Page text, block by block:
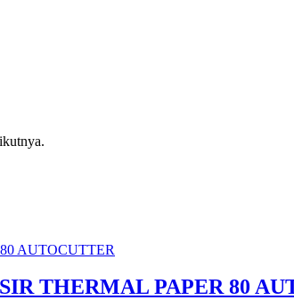
THERMAL PAPER 80